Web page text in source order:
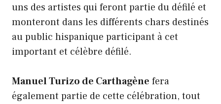
uns des artistes qui feront partie du défilé et
monteront dans les différents chars destinés
au public hispanique participant à cet
important et célèbre défilé.
Manuel Turizo de Carthagène fera
également partie de cette célébration, tout